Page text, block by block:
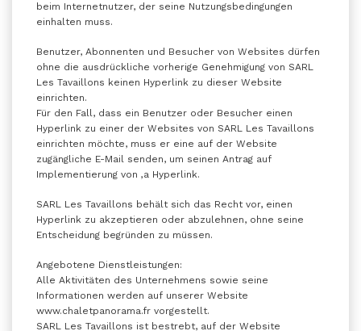
beim Internetnutzer, der seine Nutzungsbedingungen
einhalten muss.
Benutzer, Abonnenten und Besucher von Websites dürfen
ohne die ausdrückliche vorherige Genehmigung von SARL
Les Tavaillons keinen Hyperlink zu dieser Website
einrichten.
Für den Fall, dass ein Benutzer oder Besucher einen
Hyperlink zu einer der Websites von SARL Les Tavaillons
einrichten möchte, muss er eine auf der Website
zugängliche E-Mail senden, um seinen Antrag auf
Implementierung von ‚a Hyperlink.
SARL Les Tavaillons behält sich das Recht vor, einen
Hyperlink zu akzeptieren oder abzulehnen, ohne seine
Entscheidung begründen zu müssen.
Angebotene Dienstleistungen:
Alle Aktivitäten des Unternehmens sowie seine
Informationen werden auf unserer Website
www.chaletpanorama.fr vorgestellt.
SARL Les Tavaillons ist bestrebt, auf der Website